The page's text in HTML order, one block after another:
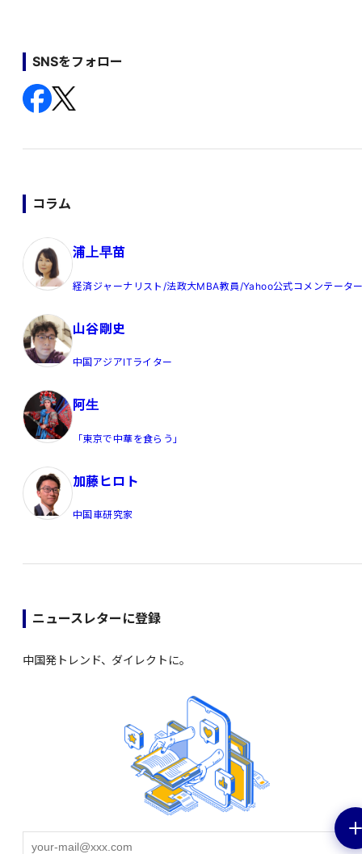
SNSをフォロー
コラム
浦上早苗
経済ジャーナリスト/法政大MBA教員/Yahoo公式コメンテータ
山谷剛史
中国アジアITライター
阿生
「東京で中華を食らう」
加藤ヒロト
中国車研究家
ニュースレターに登録
中国発トレンド、ダイレクトに。